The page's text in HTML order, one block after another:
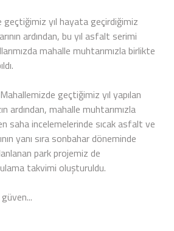
geçtiğimiz yıl hayata geçirdiğimiz
ardından, bu yıl asfalt serimi
mahalle muhtarımızla birlikte
geçtiğimiz yıl yapılan
ardından, mahalle muhtarımızla
saha incelemelerinde sıcak asfalt ve
yanı sıra sonbahar döneminde
park projemiz de
takvimi oluşturuldu.